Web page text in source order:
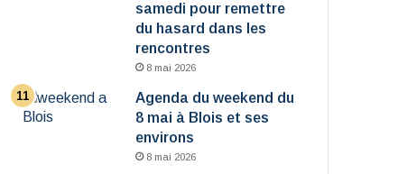
samedi pour remettre
du hasard dans les
rencontres
8 mai 2026
Agenda du weekend du
8 mai à Blois et ses
environs
8 mai 2026